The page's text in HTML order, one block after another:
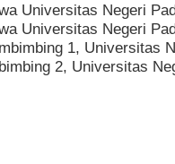
Universitas Negeri
Universitas Negeri
1, Universitas
2, Universitas